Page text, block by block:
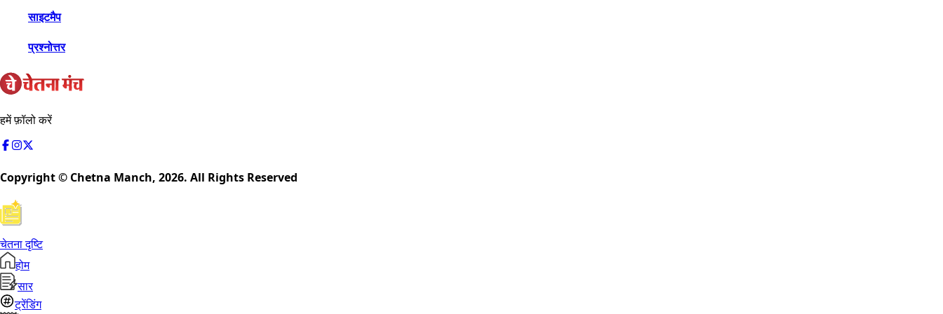
साइटमैप
प्रश्नोत्तर
हमें फ़ॉलो करें
Copyright © Chetna Manch, 2026. All Rights Reserved
चेतना दृष्टि
होम
सार
ट्रेंडिंग